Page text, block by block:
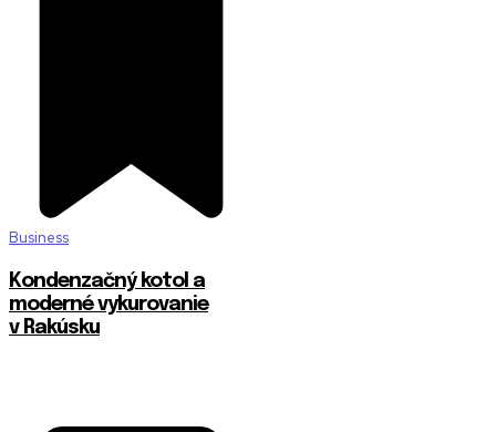
Business
Kondenzačný kotol a
moderné vykurovanie
v Rakúsku